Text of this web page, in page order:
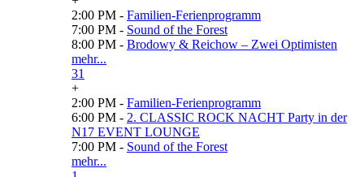
2:00 PM - Familien-Ferienprogramm
7:00 PM - Sound of the Forest
8:00 PM - Brodowy & Reichow – Zwei Optimisten
mehr...
31
+
2:00 PM - Familien-Ferienprogramm
6:00 PM - 2. CLASSIC ROCK NACHT Party in der
N17 EVENT LOUNGE
7:00 PM - Sound of the Forest
mehr...